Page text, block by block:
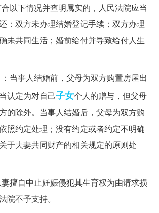
以下情况并查明属实的，人民法院应当
：双方未办理结婚登记手续；双方办理
未共同生活；婚前给付并导致给付人生
当事人结婚前，父母为双方购置房屋出
认定为对自己子女个人的赠与，但父母
的除外。当事人结婚后，父母为双方购
照约定处理；没有约定或者约定不明确
于夫妻共同财产的相关规定的原则处
擅自中止妊娠侵犯其生育权为由请求损
院不予支持。